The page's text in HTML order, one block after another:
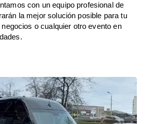
con un equipo profesional de
la mejor solución posible para tu
o cualquier otro evento en